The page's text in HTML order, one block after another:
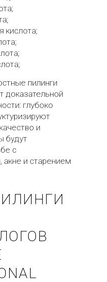
кислота;
пилинги
доказательной
глубоко
и
будут
с
акне и старением